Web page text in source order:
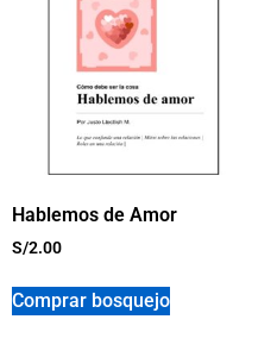
Hablemos de Amor
S/2.00
Comprar bosquejo